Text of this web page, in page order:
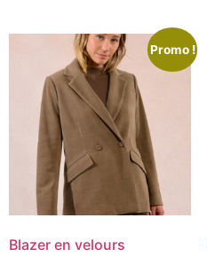
Promo !
Blazer en velours